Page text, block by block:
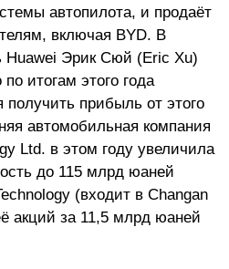
автопилота, и продаёт
включая BYD. В
Huawei Эрик Сюй (Eric Xu)
итогам этого года
получить прибыль от этого
автомобильная компания
Ltd. в этом году увеличила
до 115 млрд юаней
(входит в Changan
акций за 11,5 млрд юаней